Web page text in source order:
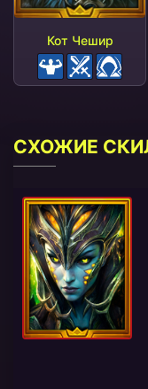
Кот Чешир
СХОЖИЕ